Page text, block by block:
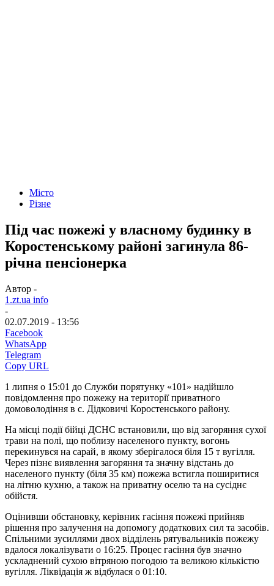
Місто
Різне
Під час пожежі у власному будинку в
Коростенському районі загинула 86-
річна пенсіонерка
Автор -
1.zt.ua info
-
02.07.2019 - 13:56
Facebook
WhatsApp
Telegram
Copy URL
1 липня о 15:01 до Служби порятунку «101» надійшло
повідомлення про пожежу на території приватного
домоволодіння в с. Дідковичі Коростенського району.
На місці події бійці ДСНС встановили, що від загоряння сухої
трави на полі, що поблизу населеного пункту, вогонь
перекинувся на сарай, в якому зберігалося біля 15 т вугілля.
Через пізнє виявлення загоряння та значну відстань до
населеного пункту (біля 35 км) пожежа встигла поширитися
на літню кухню, а також на приватну оселю та на сусіднє
обійстя.
Оцінивши обстановку, керівник гасіння пожежі прийняв
рішення про залучення на допомогу додаткових сил та засобів.
Спільними зусиллями двох відділень рятувальників пожежу
вдалося локалізувати о 16:25. Процес гасіння був значно
ускладнений сухою вітряною погодою та великою кількістю
вугілля. Ліквідація ж відбулася о 01:10.